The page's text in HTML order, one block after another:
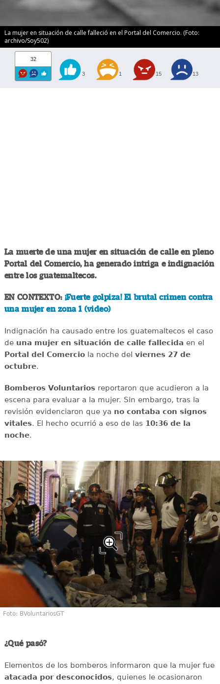
La mujer en situación de calle falleció en el Portal del Comercio. (Foto:
archivo/Soy502)
32
3 1 15 13
La muerte de una mujer en situación de calle en pleno
Portal del Comercio, ha generado intriga e indignación
entre los guatemaltecos.
EN CONTEXTO: ¡Fuerte golpiza! El brutal crimen contra
una mujer en zona 1 (video)
Indignación ha causado entre los guatemaltecos el caso
de una mujer en situación de calle fallecida en el
Portal del Comerciola noche del viernes 27 de
octubre.
Bomberos Voluntariosreportaron que acudieron a la
escena para evaluar a la mujer. Sin embargo, tras la
revisión evidenciaron que ya no contaba con signos
vitales. El hecho ocurrió a eso de las 10:36 de la
noche.
Foto: BVoluntariosGT
¿Qué pasó?
Elementos de los bomberos informaron que la mujer fue
atacada por desconocidos, quienes le ocasionaron